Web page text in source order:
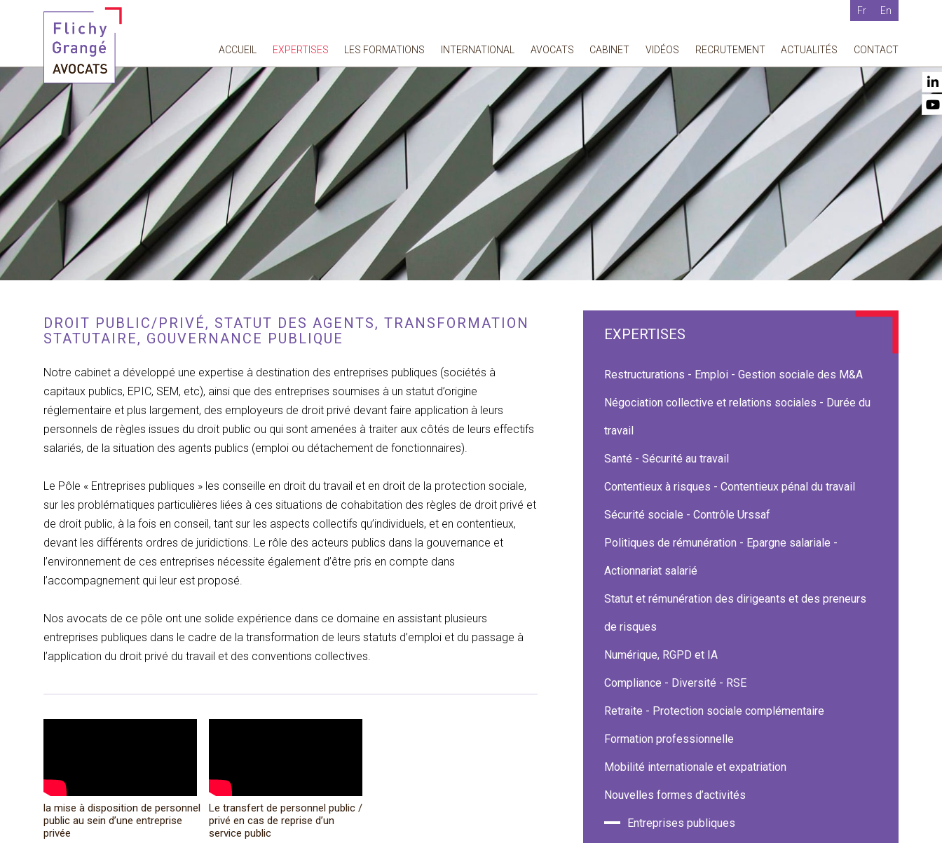
Fr En
ACCUEIL EXPERTISES LES FORMATIONS INTERNATIONAL AVOCATS CABINET VIDÉOS RECRUTEMENT ACTUALITÉS CONTACT
DROIT PUBLIC/PRIVÉ, STATUT DES AGENTS, TRANSFORMATION
STATUTAIRE, GOUVERNANCE PUBLIQUE
Notre cabinet a développé une expertise à destination des entreprises publiques (sociétés à
capitaux publics, EPIC, SEM, etc), ainsi que des entreprises soumises à un statut d’origine
réglementaire et plus largement, des employeurs de droit privé devant faire application à leurs
personnels de règles issues du droit public ou qui sont amenées à traiter aux côtés de leurs effectifs
salariés, de la situation des agents publics (emploi ou détachement de fonctionnaires).
Le Pôle « Entreprises publiques » les conseille en droit du travail et en droit de la protection sociale,
sur les problématiques particulières liées à ces situations de cohabitation des règles de droit privé et
de droit public, à la fois en conseil, tant sur les aspects collectifs qu’individuels, et en contentieux,
devant les différents ordres de juridictions. Le rôle des acteurs publics dans la gouvernance et
l’environnement de ces entreprises nécessite également d’être pris en compte dans
l’accompagnement qui leur est proposé.
Nos avocats de ce pôle ont une solide expérience dans ce domaine en assistant plusieurs
entreprises publiques dans le cadre de la transformation de leurs statuts d’emploi et du passage à
l’application du droit privé du travail et des conventions collectives.
la mise à disposition de personnel
public au sein d’une entreprise
privée
Le transfert de personnel public /
privé en cas de reprise d’un
service public
EXPERTISES
Restructurations - Emploi - Gestion sociale des M&A
Négociation collective et relations sociales - Durée du
travail
Santé - Sécurité au travail
Contentieux à risques - Contentieux pénal du travail
Sécurité sociale - Contrôle Urssaf
Politiques de rémunération - Epargne salariale -
Actionnariat salarié
Statut et rémunération des dirigeants et des preneurs
de risques
Numérique, RGPD et IA
Compliance - Diversité - RSE
Retraite - Protection sociale complémentaire
Formation professionnelle
Mobilité internationale et expatriation
Nouvelles formes d’activités
Entreprises publiques